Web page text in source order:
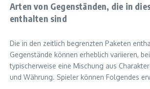
Arten von Gegenständen, die in
enthalten sind
Die in den zeitlich begrenzten Paketen
Gegenstände können erheblich variieren,
typischerweise eine Mischung aus
und Währung. Spieler können Folgendes